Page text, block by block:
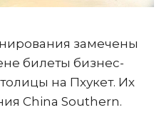
замечены
билеты бизнес-
на Пхукет. Их
China Southern.